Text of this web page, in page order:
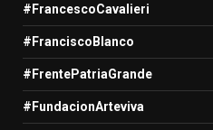
#FrancescoCavalieri
#FranciscoBlanco
#FrentePatriaGrande
#FundacionArteviva